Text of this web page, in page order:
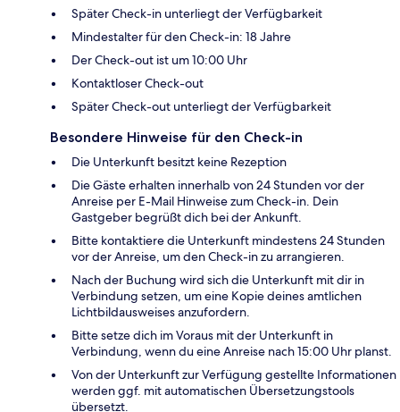
Später Check-in unterliegt der Verfügbarkeit
Mindestalter für den Check-in: 18 Jahre
Der Check-out ist um 10:00 Uhr
Kontaktloser Check-out
Später Check-out unterliegt der Verfügbarkeit
Besondere Hinweise für den Check-in
Die Unterkunft besitzt keine Rezeption
Die Gäste erhalten innerhalb von 24 Stunden vor der
Anreise per E-Mail Hinweise zum Check-in. Dein
Gastgeber begrüßt dich bei der Ankunft.
Bitte kontaktiere die Unterkunft mindestens 24 Stunden
vor der Anreise, um den Check-in zu arrangieren.
Nach der Buchung wird sich die Unterkunft mit dir in
Verbindung setzen, um eine Kopie deines amtlichen
Lichtbildausweises anzufordern.
Bitte setze dich im Voraus mit der Unterkunft in
Verbindung, wenn du eine Anreise nach 15:00 Uhr planst.
Von der Unterkunft zur Verfügung gestellte Informationen
werden ggf. mit automatischen Übersetzungstools
übersetzt.